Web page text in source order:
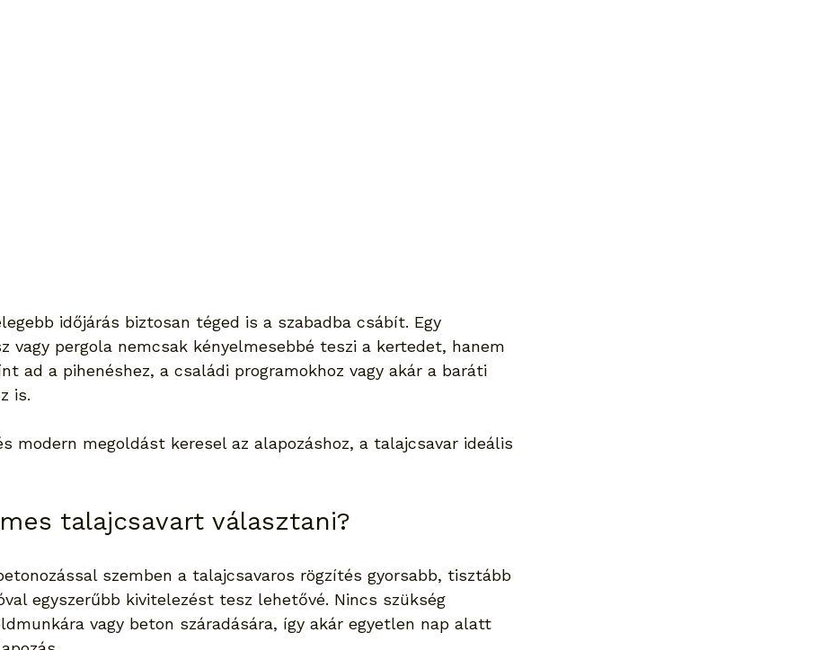
időjárás biztosan téged is a szabadba csábít. Egy
vagy pergola nemcsak kényelmesebbé teszi a kertedet, hanem
ad a pihenéshez, a családi programokhoz vagy akár a baráti
is.
modern megoldást keresel az alapozáshoz, a talajcsavar ideális
talajcsavart választani?
szemben a talajcsavaros rögzítés gyorsabb, tisztább
egyszerűbb kivitelezést tesz lehetővé. Nincs szükség
vagy beton száradására, így akár egyetlen nap alatt